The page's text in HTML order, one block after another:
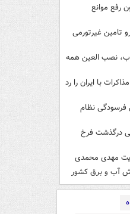
رفع موانع
تامین غیرتورمی
نصب العین همه
با ایران را رد
فرسودگی نظام
درگذشت فرخ
مهدی محمدی
آب و برق کشور